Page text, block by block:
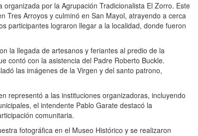
por la Agrupación Tradicionalista El Zorro. Este
Tres Arroyos y culminó en San Mayol, atrayendo a cerca
participantes lograron llegar a la localidad, donde fueron
la llegada de artesanos y feriantes al predio de la
contó con la asistencia del Padre Roberto Buckle.
las imágenes de la Virgen y del santo patrono,
representó a las instituciones organizadoras, incluyendo
el intendente Pablo Garate destacó la
comunitaria.
fotográfica en el Museo Histórico y se realizaron